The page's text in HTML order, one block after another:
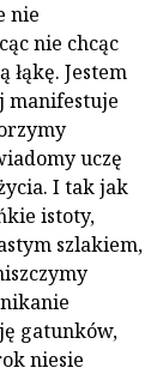
nie
nie chcąc
Jestem
manifestuje
uczę
I tak jak
istoty,
szlakiem,
gatunków,
niesie